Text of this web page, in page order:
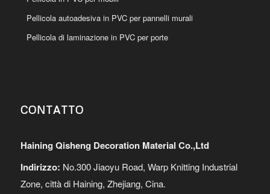
Pellicola autoadesiva in PVC per pannelli murali
Pellicola di laminazione in PVC per porte
CONTATTO
Haining Qisheng Decoration Material Co.,Ltd
Indirizzo: No.300 Jiaoyu Road, Warp Knitting Industrial
Zone, città di Haining, Zhejiang, Cina.